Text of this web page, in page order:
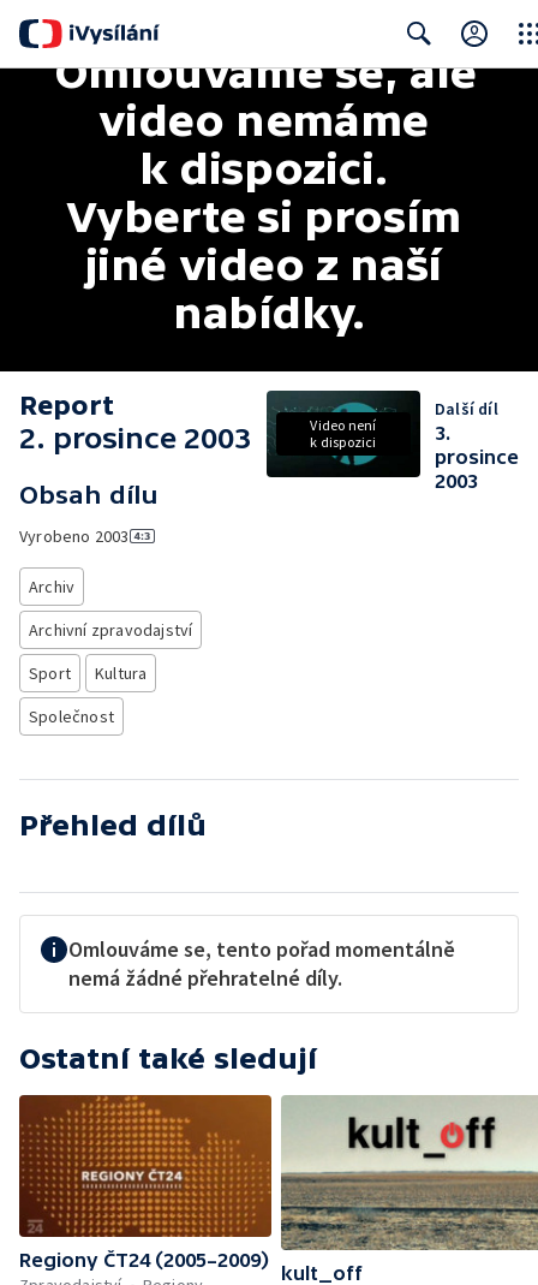
Search
Omlouváme se, ale
video nemáme
k dispozici.
Vyberte si prosím
jiné video z naší
nabídky.
Report
2. prosince 2003
Obsah dílu
Vyrobeno 2003
Archiv
Archivní zpravodajství
Sport
Kultura
Společnost
Video není
k dispozici
Další díl
3.
prosince
2003
Přehled dílů
Omlouváme se, tento pořad momentálně
nemá žádné přehratelné díly.
Ostatní také sledují
Regiony ČT24 (2005–2009)
kult_off